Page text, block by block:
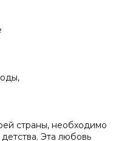
страны, необходимо
Эта любовь